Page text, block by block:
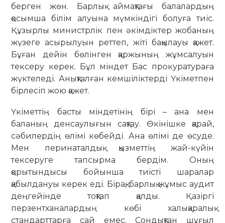
берген жөн. Барлық аймақтағы балалардың
қосымша білім алуына мүмкіндігі болуға тиіс.
Құзырлы министрлік пен әкімдіктер жобаның
жүзеге асырылуын реттеп, жіті бақылауы қажет.
Бұған дейін бөлінген қаржының жұмсалуын
тексеру керек. Бұл міндет Бас прокуратураға
жүктеледі. Анықталған кемшіліктерді Үкіметпен
бірлесіп жою қажет.
Үкіметтің басты міндетінің бірі – ана мен
баланың денсаулығын сақтау. Өкінішке қарай,
сәбилердің өлімі көбейді. Ана өлімі де өсуде.
Мен перинаталдық қызметтің жай-күйін
тексеруге тапсырма бердім. Оның
қорытындысы бойынша тиісті шаралар
қабылдануы керек еді. Бірақ, барлық жұмыс аудит
деңгейінде тоқтап қалды. Қазіргі
перзентханалардың көбі халықаралық
стандарттарға сай емес. Сондықтан шұғыл